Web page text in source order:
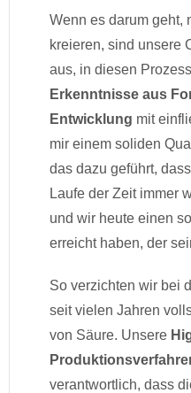
Wenn es darum geht,
kreieren, sind unsere
aus, in diesen Prozess
Erkenntnisse aus
Entwicklung mit
mir einem soliden
das dazu geführt,
Laufe der Zeit immer
und wir heute einen
erreicht haben, der
So verzichten wir bei
seit vielen Jahren
von Säure. Unsere
verantwortlich, dass